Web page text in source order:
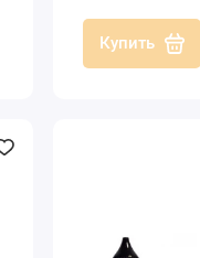
Купить